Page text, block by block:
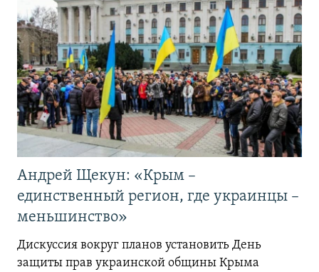
Андрей Щекун: «Крым –
единственный регион, где украинцы –
меньшинство»
Дискуссия вокруг планов установить День
защиты прав украинской общины Крыма